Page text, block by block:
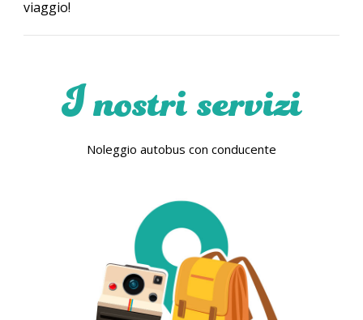
viaggio!
I nostri servizi
Noleggio autobus con conducente